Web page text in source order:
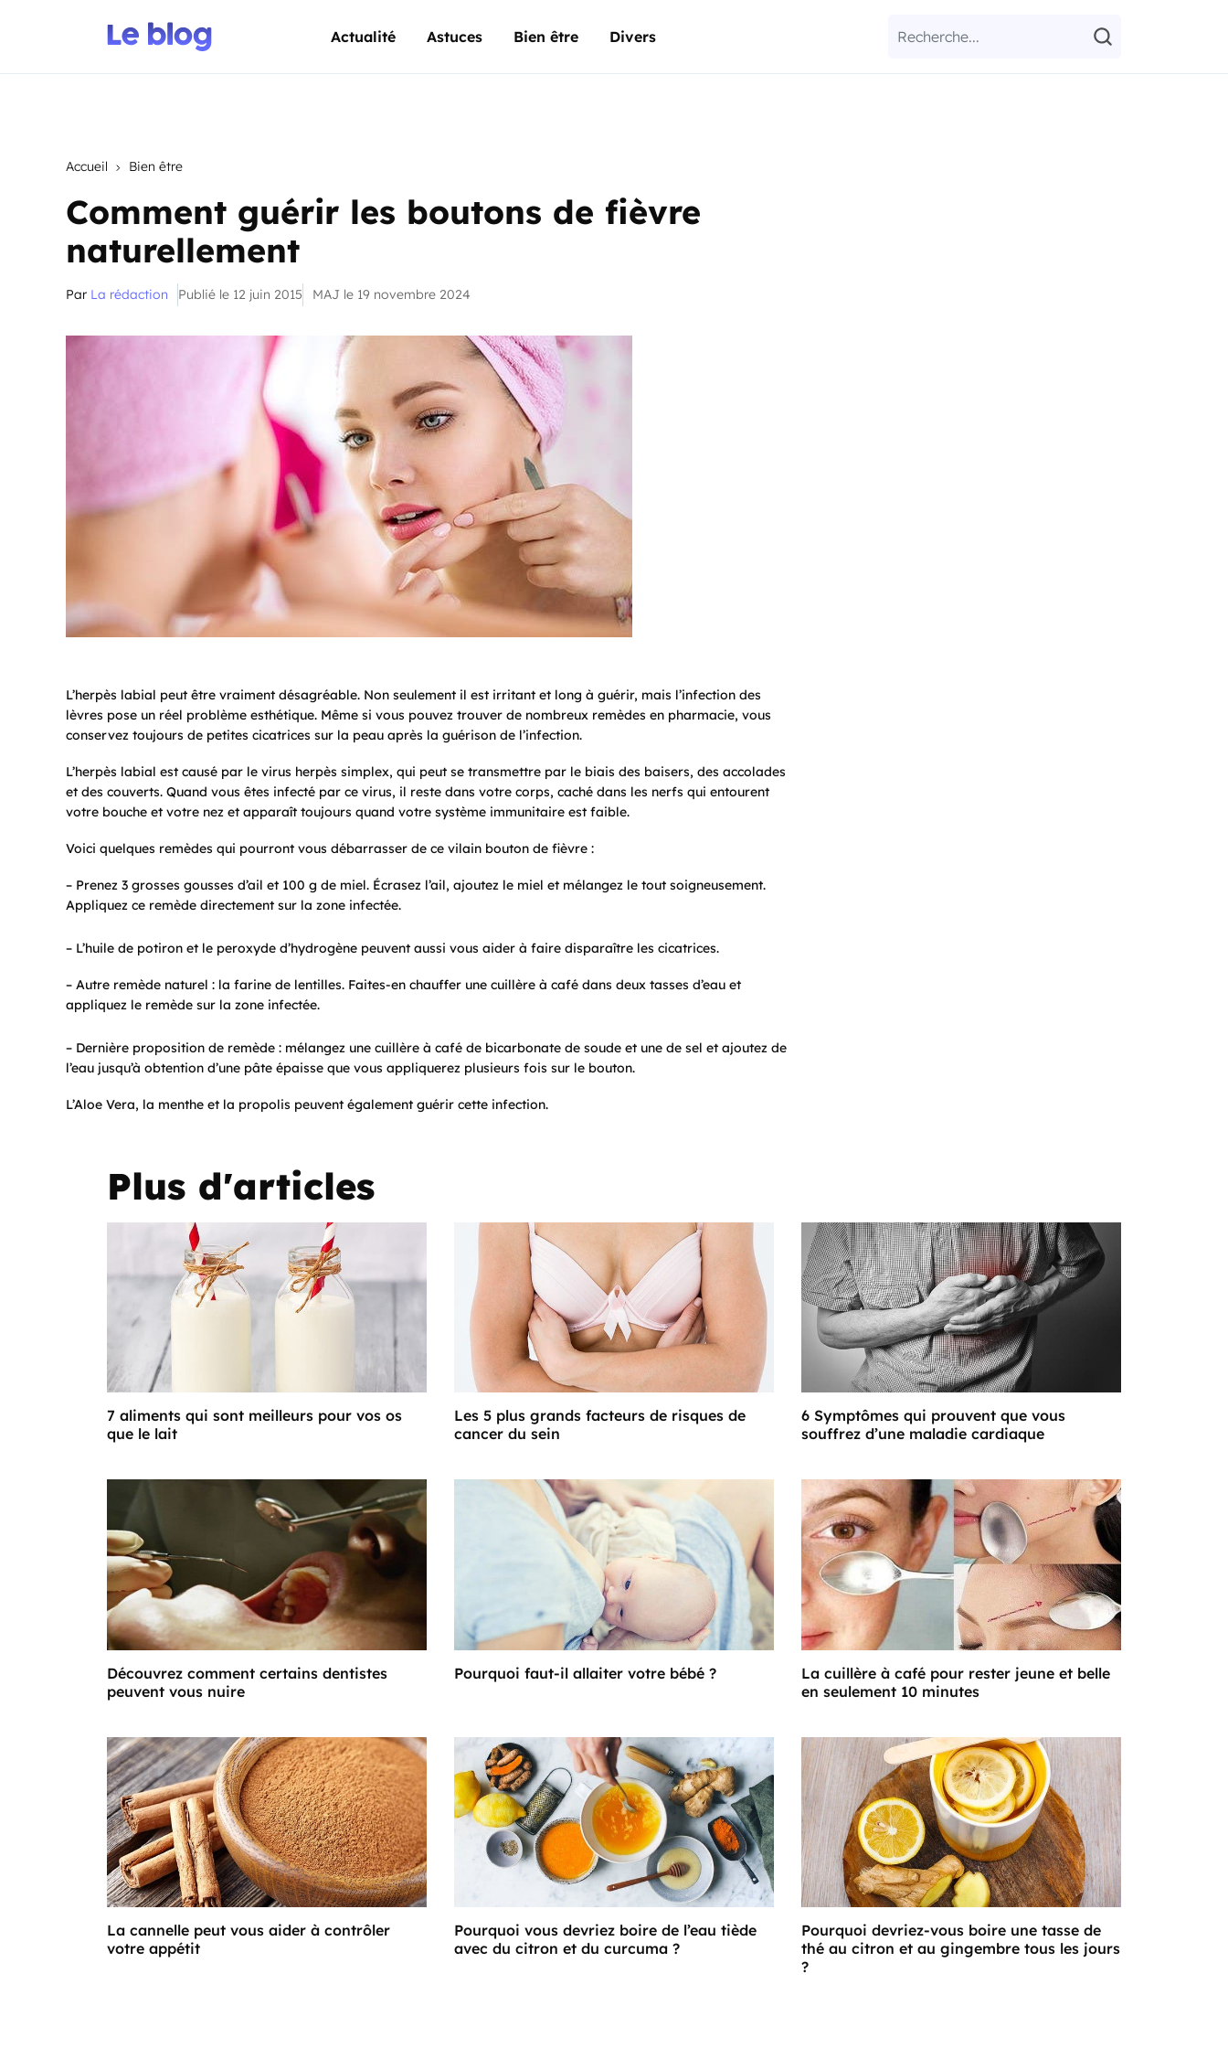
Actualité Astuces Bien être Divers
Accueil Bien être
Comment guérir les boutons de fièvre
naturellement
Par La rédaction Publié le 12 juin 2015 MAJ le 19 novembre 2024
L’herpès labial peut être vraiment désagréable. Non seulement il est irritant et long à guérir, mais l’infection des
lèvres pose un réel problème esthétique. Même si vous pouvez trouver de nombreux remèdes en pharmacie, vous
conservez toujours de petites cicatrices sur la peau après la guérison de l’infection.
L’herpès labial est causé par le virus herpès simplex, qui peut se transmettre par le biais des baisers, des accolades
et des couverts. Quand vous êtes infecté par ce virus, il reste dans votre corps, caché dans les nerfs qui entourent
votre bouche et votre nez et apparaît toujours quand votre système immunitaire est faible.
Voici quelques remèdes qui pourront vous débarrasser de ce vilain bouton de fièvre :
– Prenez 3 grosses gousses d’ail et 100 g de miel. Écrasez l’ail, ajoutez le miel et mélangez le tout soigneusement.
Appliquez ce remède directement sur la zone infectée.
– L’huile de potiron et le peroxyde d’hydrogène peuvent aussi vous aider à faire disparaître les cicatrices.
– Autre remède naturel : la farine de lentilles. Faites-en chauffer une cuillère à café dans deux tasses d’eau et
appliquez le remède sur la zone infectée.
– Dernière proposition de remède : mélangez une cuillère à café de bicarbonate de soude et une de sel et ajoutez de
l’eau jusqu’à obtention d’une pâte épaisse que vous appliquerez plusieurs fois sur le bouton.
L’Aloe Vera, la menthe et la propolis peuvent également guérir cette infection.
Plus d'articles
7 aliments qui sont meilleurs pour vos os
que le lait
Les 5 plus grands facteurs de risques de
cancer du sein
6 Symptômes qui prouvent que vous
souffrez d’une maladie cardiaque
Découvrez comment certains dentistes
peuvent vous nuire
Pourquoi faut-il allaiter votre bébé ?
La cuillère à café pour rester jeune et belle
en seulement 10 minutes
La cannelle peut vous aider à contrôler
votre appétit
Pourquoi vous devriez boire de l’eau tiède
avec du citron et du curcuma ?
Pourquoi devriez-vous boire une tasse de
thé au citron et au gingembre tous les jours
?